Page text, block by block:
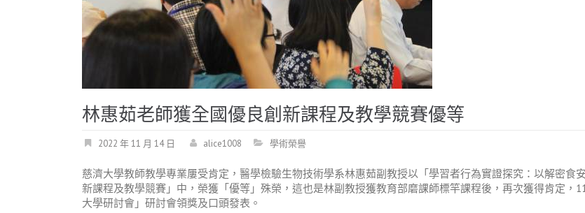
林惠茹老師獲全國優良創新課程及教學競賽優等
2022 年 11 月 14 日 alice1008 學術榮譽
慈濟大學教師教學專業屢受肯定，醫學檢驗生物技術學系林惠茹副教授以「學習者行為實證探究：以解密食
新課程及教學競賽」中，榮獲「優等」殊榮，這也是林副教授獲教育部磨課師標竿課程後，再次獲得肯定，
大學研討會」研討會領獎及口頭發表。